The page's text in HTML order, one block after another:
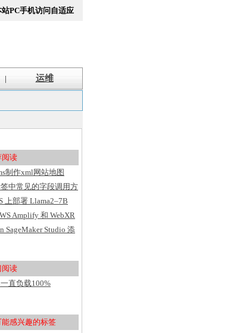
站PC手机访问自适应
| 运维
阅读
制作xml网站地图
方法
中常见的字段调用方
上部署 Llama2–7B
Amplify 和 WebXR
用户洞察的 VR 应用
SageMaker Studio 添
入门
阅读
直负载100%
能感兴趣的标签